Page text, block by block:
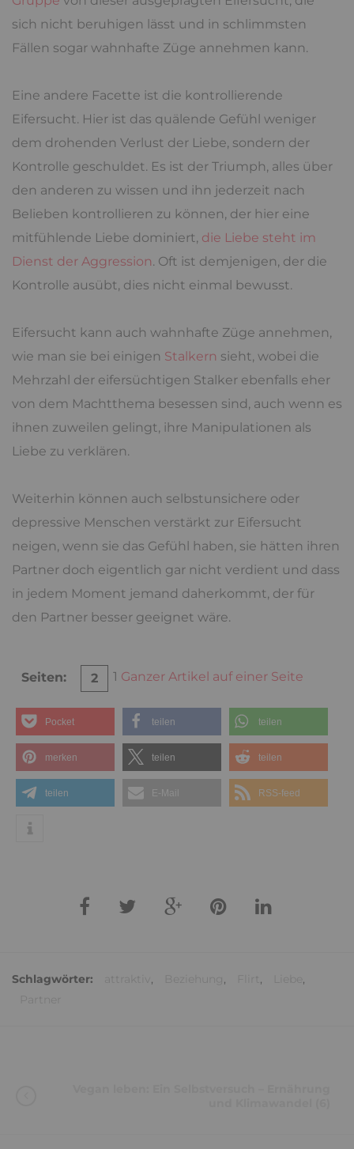
sich nicht beruhigen lässt und in schlimmsten
Fällen sogar wahnhafte Züge annehmen kann.
Eine andere Facette ist die kontrollierende
Eifersucht. Hier ist das quälende Gefühl weniger
dem drohenden Verlust der Liebe, sondern der
Kontrolle geschuldet. Es ist der Triumph, alles über
den anderen zu wissen und ihn jederzeit nach
Belieben kontrollieren zu können, der hier eine
mitfühlende Liebe dominiert, die Liebe steht im
Dienst der Aggression. Oft ist demjenigen, der die
Kontrolle ausübt, dies nicht einmal bewusst.
Eifersucht kann auch wahnhafte Züge annehmen,
wie man sie bei einigen Stalkern sieht, wobei die
Mehrzahl der eifersüchtigen Stalker ebenfalls eher
von dem Machtthema besessen sind, auch wenn es
ihnen zuweilen gelingt, ihre Manipulationen als
Liebe zu verklären.
Weiterhin können auch selbstunsichere oder
depressive Menschen verstärkt zur Eifersucht
neigen, wenn sie das Gefühl haben, sie hätten ihren
Partner doch eigentlich gar nicht verdient und dass
in jedem Moment jemand daherkommt, der für
den Partner besser geeignet wäre.
Seiten: 1
2 Ganzer Artikel auf einer Seite
Pocket teilen teilen
merken teilen teilen
teilen E-Mail RSS-feed
Schlagwörter: , , ,
,